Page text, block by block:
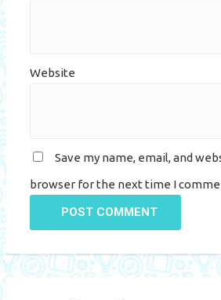
Website
Save my name, email, and
browser for the next time I
POST COMMENT